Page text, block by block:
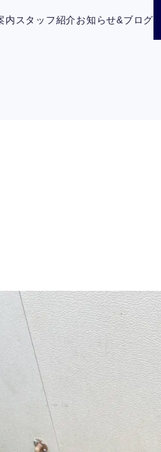
内 スタッフ紹介お知らせ&ブログ